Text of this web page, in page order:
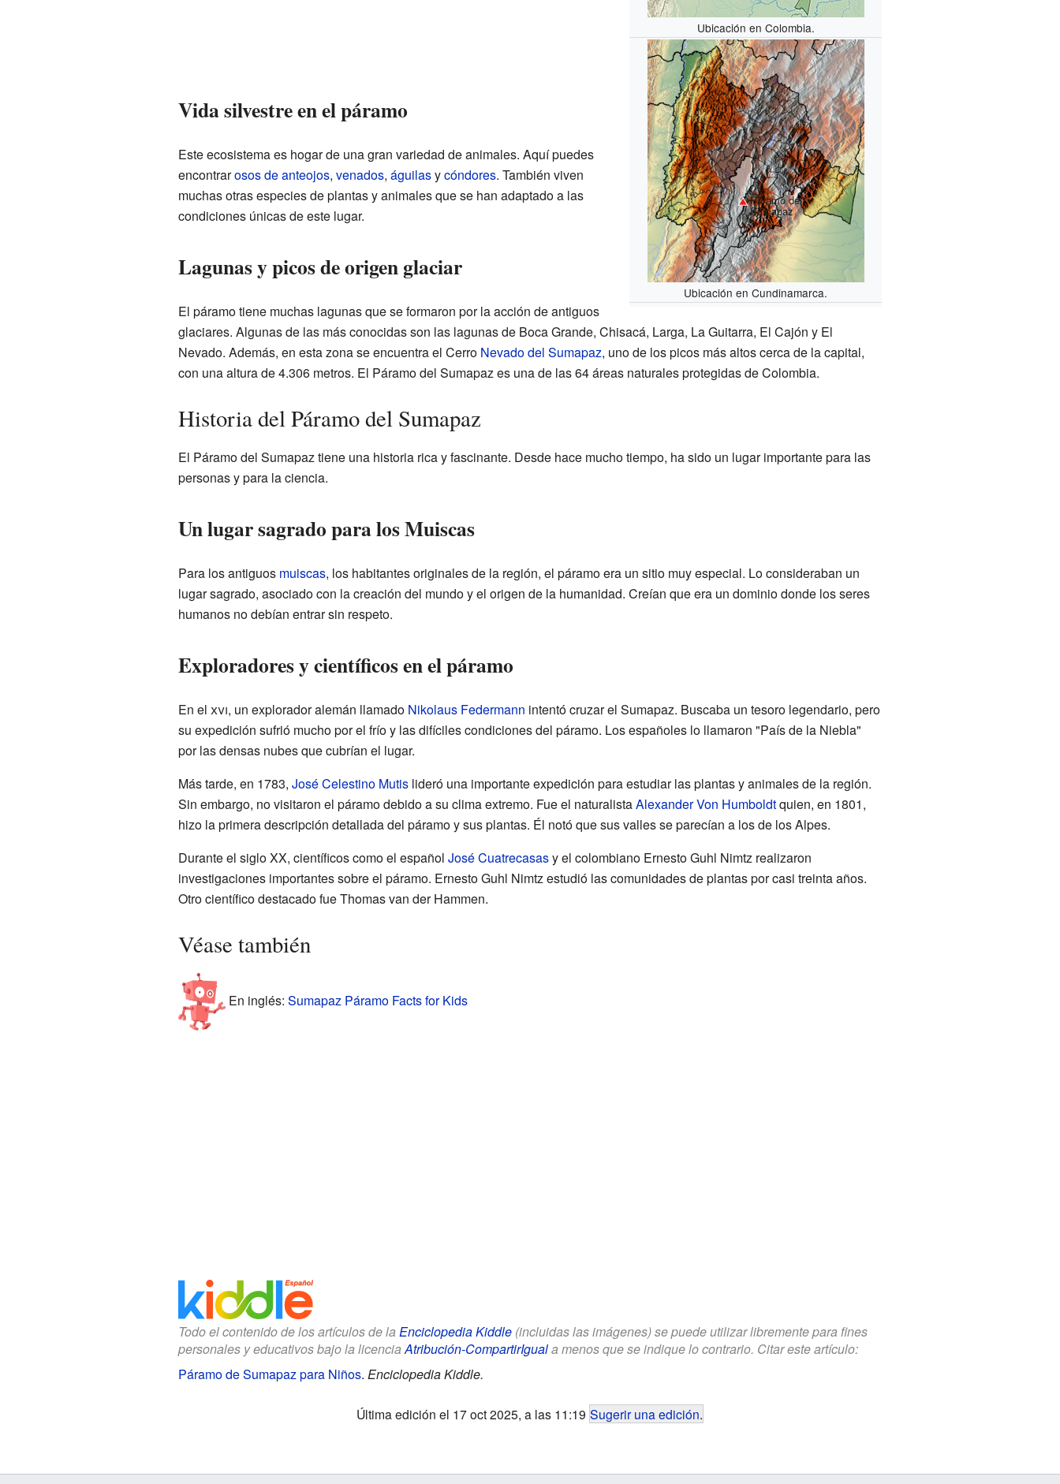
Ubicación en Colombia.
Páramo del
Sumapaz
Ubicación en Cundinamarca.
Vida silvestre en el páramo
Este ecosistema es hogar de una gran variedad de animales. Aquí puedes
encontrarosos de anteojos, venados, águilasycóndores. También viven
muchas otras especies de plantas y animales que se han adaptado a las
condiciones únicas de este lugar.
Lagunas y picos de origen glaciar
El páramo tiene muchas lagunas que se formaron por la acción de antiguos
glaciares. Algunas de las más conocidas son las lagunas de Boca Grande, Chisacá, Larga, La Guitarra, El Cajón y El
Nevado. Además, en esta zona se encuentra el Cerro Nevado del Sumapaz, uno de los picos más altos cerca de la capital,
con una altura de 4.306 metros. El Páramo del Sumapaz es una de las 64 áreas naturales protegidas de Colombia.
Historia del Páramo del Sumapaz
El Páramo del Sumapaz tiene una historia rica y fascinante. Desde hace mucho tiempo, ha sido un lugar importante para las
personas y para la ciencia.
Un lugar sagrado para los Muiscas
Para los antiguos muiscas, los habitantes originales de la región, el páramo era un sitio muy especial. Lo consideraban un
lugar sagrado, asociado con la creación del mundo y el origen de la humanidad. Creían que era un dominio donde los seres
humanos no debían entrar sin respeto.
Exploradores y científicos en el páramo
En el xvi, un explorador alemán llamado Nikolaus Federmann intentó cruzar el Sumapaz. Buscaba un tesoro legendario, pero
su expedición sufrió mucho por el frío y las difíciles condiciones del páramo. Los españoles lo llamaron "País de la Niebla"
por las densas nubes que cubrían el lugar.
Más tarde, en 1783, José Celestino Mutislideró una importante expedición para estudiar las plantas y animales de la región.
Sin embargo, no visitaron el páramo debido a su clima extremo. Fue el naturalistaAlexander Von Humboldtquien, en 1801,
hizo la primera descripción detallada del páramo y sus plantas. Él notó que sus valles se parecían a los de los Alpes.
Durante el siglo XX, científicos como el español José Cuatrecasasy el colombiano Ernesto Guhl Nimtz realizaron
investigaciones importantes sobre el páramo. Ernesto Guhl Nimtz estudió las comunidades de plantas por casi treinta años.
Otro científico destacado fue Thomas van der Hammen.
Véase también
En inglés: Sumapaz Páramo Facts for Kids
Todo el contenido de los artículos de la Enciclopedia Kiddle(incluidas las imágenes) se puede utilizar libremente para fines
personales y educativos bajo la licenciaAtribución-CompartirIguala menos que se indique lo contrario. Citar este artículo:
Páramo de Sumapaz para Niños. Enciclopedia Kiddle.
Última edición el 17 oct 2025, a las 11:19 Sugerir una edición.